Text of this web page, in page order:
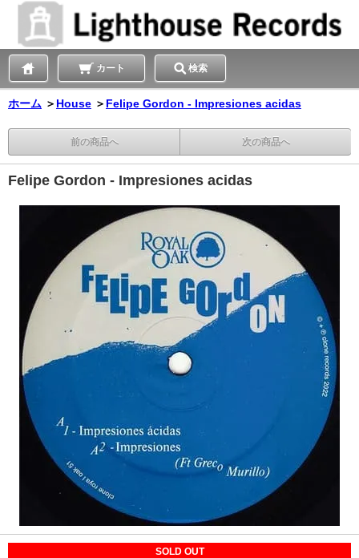
カート 検索
ホーム ＞ House ＞ Felipe Gordon - Impresiones acidas
前の商品へ 次の商品へ
Felipe Gordon - Impresiones acidas
SOLD OUT